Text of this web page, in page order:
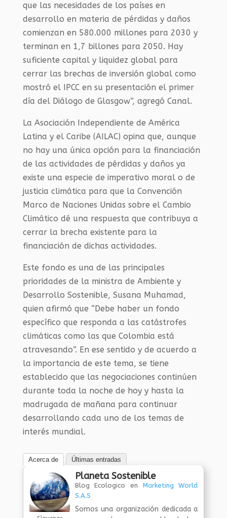
que las necesidades de los países en
desarrollo en materia de pérdidas y daños
comienzan en 580.000 millones para 2030 y
terminan en 1,7 billones para 2050. Hay
suficiente capital y liquidez global para
cerrar las brechas de inversión global como
mostró el IPCC en su presentación el primer
día del Diálogo de Glasgow”, agregó Canal.
La Asociación Independiente de América
Latina y el Caribe (AILAC) opina que, aunque
no hay una única opción para la financiación
de las actividades de pérdidas y daños ya
existe una especie de imperativo moral o de
justicia climática para que la Convención
Marco de Naciones Unidas sobre el Cambio
Climático dé una respuesta que contribuya a
cerrar la brecha existente para la
financiación de dichas actividades.
Este fondo es una de las principales
prioridades de la ministra de Ambiente y
Desarrollo Sostenible, Susana Muhamad,
quien afirmó que “Debe haber un fondo
específico que responda a las catástrofes
climáticas como las que Colombia está
atravesando”. En ese sentido y de acuerdo a
la importancia de este tema, se tiene
establecido que las negociaciones continúen
durante toda la noche de hoy y hasta la
madrugada de mañana para continuar
desarrollando cada uno de los temas de
interés mundial.
Acerca de Últimas entradas
Planeta Sostenible
Blog Ecologico en Marketing World
S.A.S
Somos una organización dedicada a